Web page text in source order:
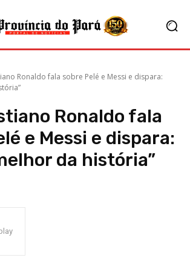
Ronaldo fala sobre Pelé e Messi e dispara:
Ronaldo fala
e Messi e dispara:
da história”